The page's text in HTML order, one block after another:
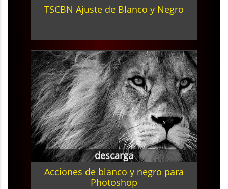
TSCBN Ajuste de Blanco y Negro
descarga
Acciones de blanco y negro para
Photoshop